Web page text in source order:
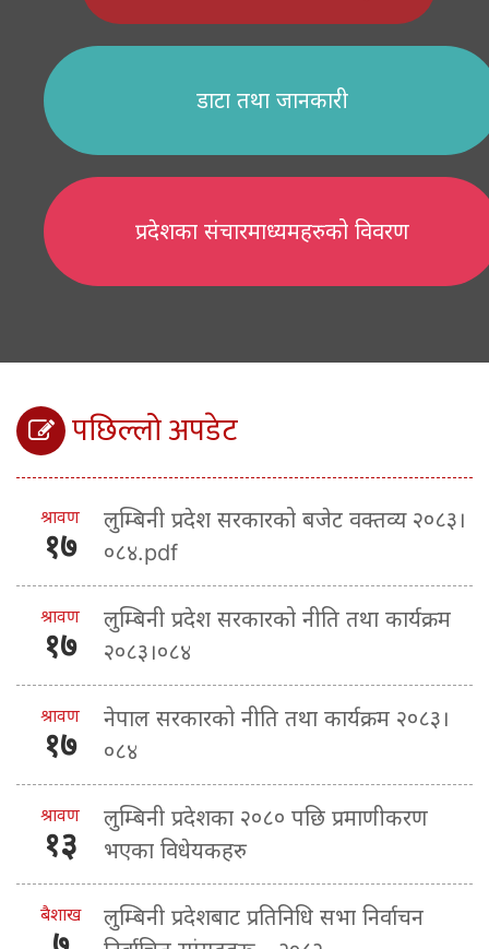
डाटा तथा जानकारी
प्रदेशका संचारमाध्यमहरुको विवरण
पछिल्लो अपडेट
श्रावण
१७
लुम्बिनी प्रदेश सरकारको बजेट वक्तव्य २०८३।
०८४.pdf
श्रावण
१७
लुम्बिनी प्रदेश सरकारको नीति तथा कार्यक्रम
२०८३।०८४
श्रावण
१७
नेपाल सरकारको नीति तथा कार्यक्रम २०८३।
०८४
श्रावण
१३
लुम्बिनी प्रदेशका २०८० पछि प्रमाणीकरण
भएका विधेयकहरु
बैशाख
लुम्बिनी प्रदेशबाट प्रतिनिधि सभा निर्वाचन